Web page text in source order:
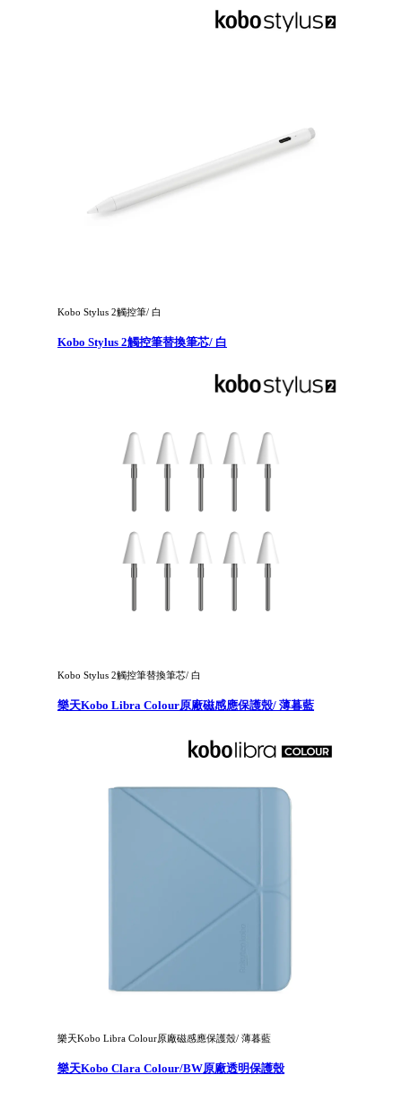
Kobo Stylus 2觸控筆/ 白
Kobo Stylus 2觸控筆替換筆芯/ 白
Kobo Stylus 2觸控筆替換筆芯/ 白
樂天Kobo Libra Colour原廠磁感應保護殼/ 薄暮藍
樂天Kobo Libra Colour原廠磁感應保護殼/ 薄暮藍
樂天Kobo Clara Colour/BW原廠透明保護殼